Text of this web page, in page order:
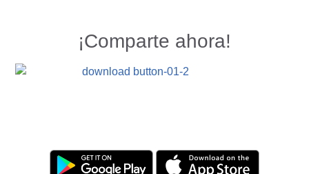
¡Comparte ahora!